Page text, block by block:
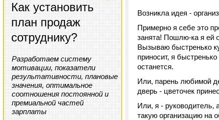
Как установить
план продаж
сотруднику?
Разработаем систему
мотивации, показатели
результативности, плановые
значения, оптимальное
соотношения постоянной и
премиальной частей
зарплаты
Возникла идея -
Примерно я себе это
занята! Пошлю-ка я ей
Вызываю быстренько
приносит, я
останется.
Или, парень любимой
дверь - цветочек
Или, я - руководитель,
такую организацию на